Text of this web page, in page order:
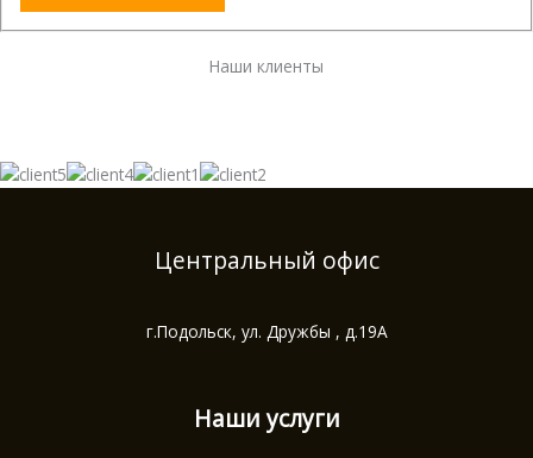
Наши клиенты
Центральный офис
г.Подольск, ул. Дружбы , д.19А
Наши услуги